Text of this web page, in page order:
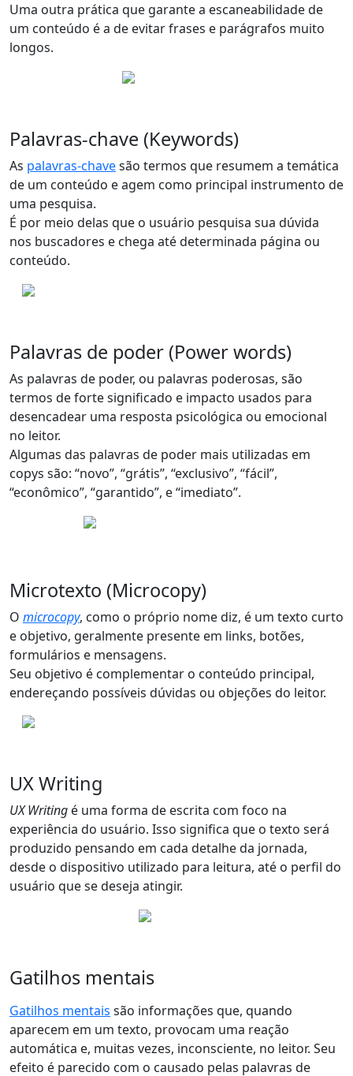
Uma outra prática que garante a escaneabilidade de
um conteúdo é a de evitar frases e parágrafos muito
longos.
Palavras-chave (Keywords)
As palavras-chavesão termos que resumem a temática
de um conteúdo e agem como principal instrumento de
uma pesquisa.
É por meio delas que o usuário pesquisa sua dúvida
nos buscadores e chega até determinada página ou
conteúdo.
Palavras de poder (Power words)
As palavras de poder, ou palavras poderosas, são
termos de forte significado e impacto usados para
desencadear uma resposta psicológica ou emocional
no leitor.
Algumas das palavras de poder mais utilizadas em
copys são: “novo”, “grátis”, “exclusivo”, “fácil”,
“econômico”, “garantido”, e “imediato”.
Microtexto (Microcopy)
O microcopy, como o próprio nome diz, é um texto curto
e objetivo, geralmente presente em links, botões,
formulários e mensagens.
Seu objetivo é complementar o conteúdo principal,
endereçando possíveis dúvidas ou objeções do leitor.
UX Writing
UX Writing é uma forma de escrita com foco na
experiência do usuário. Isso significa que o texto será
produzido pensando em cada detalhe da jornada,
desde o dispositivo utilizado para leitura, até o perfil do
usuário que se deseja atingir.
Gatilhos mentais
Gatilhos mentais são informações que, quando
aparecem em um texto, provocam uma reação
automática e, muitas vezes, inconsciente, no leitor. Seu
efeito é parecido com o causado pelas palavras de